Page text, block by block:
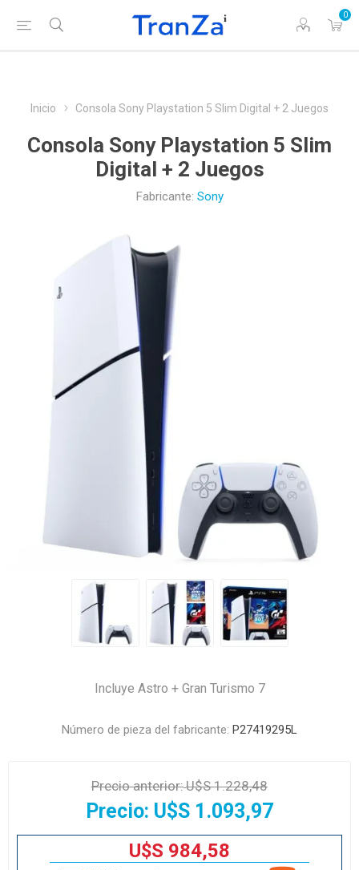
0
Inicio Consola Sony Playstation 5 Slim Digital + 2 Juegos
Consola Sony Playstation 5 Slim
Digital + 2 Juegos
Fabricante: Sony
Incluye Astro + Gran Turismo 7
Número de pieza del fabricante: P27419295L
Precio anterior:U$S 1.228,48
Precio: U$S 1.093,97
U$S 984,58